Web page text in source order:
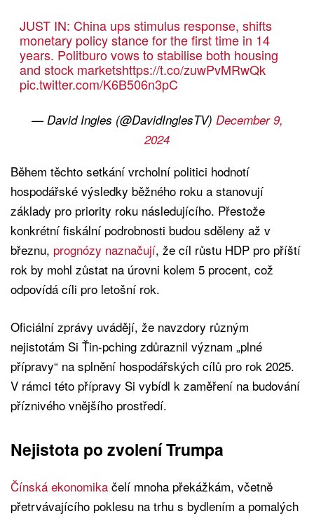
JUST IN: China ups stimulus response, shifts
monetary policy stance for the first time in 14
years. Politburo vows to stabilise both housing
and stock marketshttps://t.co/zuwPvMRwQk
pic.twitter.com/K6B506n3pC
— David Ingles (@DavidInglesTV) December 9,
2024
Během těchto setkání vrcholní politici hodnotí
hospodářské výsledky běžného roku a stanovují
základy pro priority roku následujícího. Přestože
konkrétní fiskální podrobnosti budou sděleny až v
březnu, prognózy naznačují, že cíl růstu HDP pro příští
rok by mohl zůstat na úrovni kolem 5 procent, což
odpovídá cíli pro letošní rok.
Oficiální zprávy uvádějí, že navzdory různým
nejistotám Si Ťin-pching zdůraznil význam „plné
přípravy“ na splnění hospodářských cílů pro rok 2025.
V rámci této přípravy Si vybídl k zaměření na budování
příznivého vnějšího prostředí.
Nejistota po zvolení Trumpa
Čínská ekonomika čelí mnoha překážkám, včetně
přetrvávajícího poklesu na trhu s bydlením a pomalých